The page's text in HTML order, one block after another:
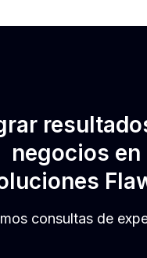
negocios en
consultas de